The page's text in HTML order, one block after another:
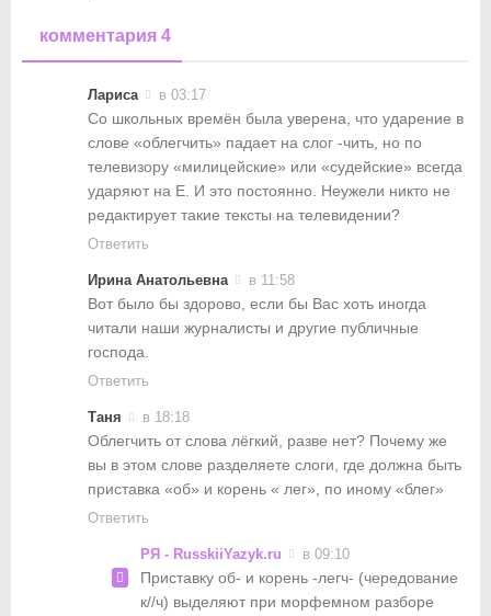
комментария 4
Лариса в 03:17
Со школьных времён была уверена, что ударение в
слове «облегчить» падает на слог -чить, но по
телевизору «милицейские» или «судейские» всегда
ударяют на Е. И это постоянно. Неужели никто не
редактирует такие тексты на телевидении?
Ответить
Ирина Анатольевна в 11:58
Вот было бы здорово, если бы Вас хоть иногда
читали наши журналисты и другие публичные
господа.
Ответить
Таня в 18:18
Облегчить от слова лёгкий, разве нет? Почему же
вы в этом слове разделяете слоги, где должна быть
приставка «об» и корень « лег», по иному «блег»
Ответить
РЯ - RusskiiYazyk.ru в 09:10
Приставку об- и корень -легч- (чередование
к//ч) выделяют при морфемном разборе